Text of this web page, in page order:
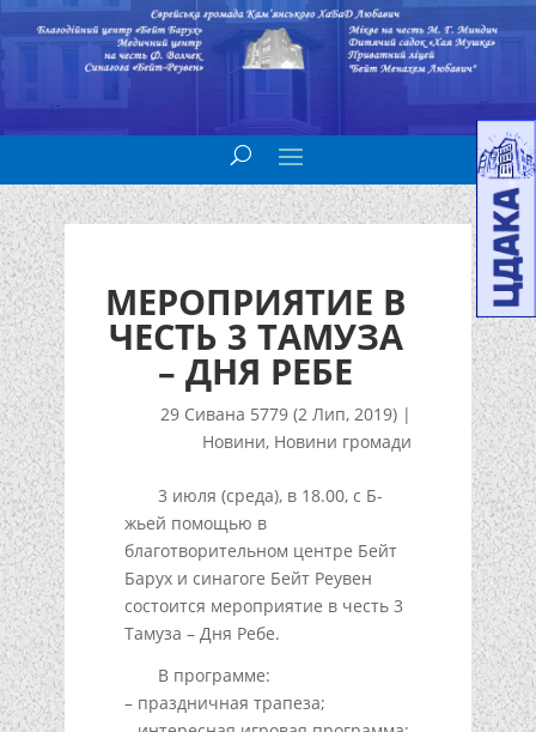
МЕРОПРИЯТИЕ В
ЧЕСТЬ 3 ТАМУЗА
– ДНЯ РЕБЕ
29 Сивана 5779 (2 Лип, 2019) |
Новини, Новини громади
3 июля (среда), в 18.00, с Б-
жьей помощью в
благотворительном центре Бейт
Барух и синагоге Бейт Реувен
состоится мероприятие в честь 3
Тамуза – Дня Ребе.
В программе:
– праздничная трапеза;